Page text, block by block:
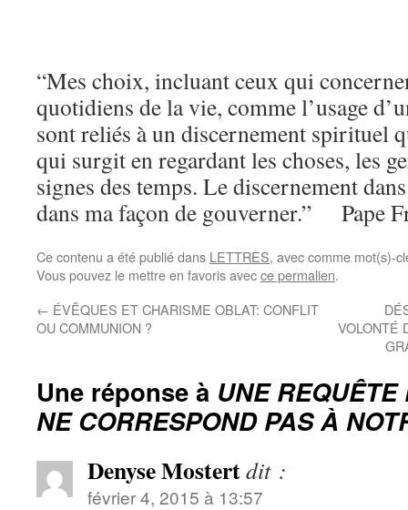
“Mes choix, incluant ceux qui
quotidiens de la vie, comme l’usage
sont reliés à un discernement spirituel
qui surgit en regardant les choses, les
signes des temps. Le discernement
dans ma façon de gouverner.” Pape
Ce contenu a été publié dans LETTRES, avec comme mot(s)-
Vous pouvez le mettre en favoris avecce permalien.
← ÉVÊQUES ET CHARISME OBLAT: CONFLIT
OU COMMUNION ?
VOLONTÉ
Une réponse à UNE REQUÊTE
NE CORRESPOND PAS À
Denyse Mostertdit :
février 4, 2015 à 13:57